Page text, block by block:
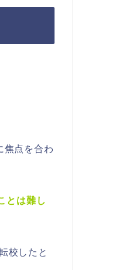
焦点を合わ
とは難し
校したと